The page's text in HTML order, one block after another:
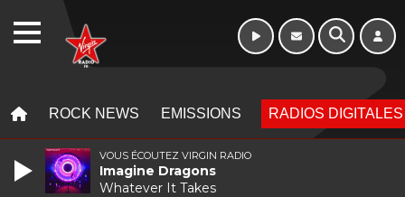
ROCK NEWS EMISSIONS RADIOS DIGITALES
VOUS ÉCOUTEZ VIRGIN RADIO
Imagine Dragons
Whatever It Takes
WEBRADIO